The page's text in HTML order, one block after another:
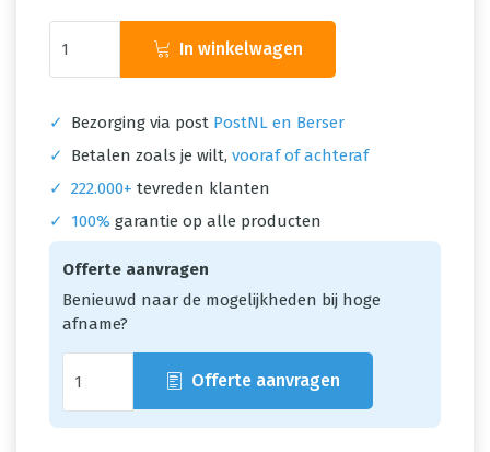
In winkelwagen
✓ Bezorging via post PostNL en Berser
✓
Betalen zoals je wilt, vooraf of achteraf
✓ 222.000+ tevreden klanten
✓
100% garantie op alle producten
Offerte aanvragen
Benieuwd naar de mogelijkheden bij hoge
afname?
Offerte aanvragen